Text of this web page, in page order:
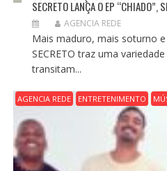
SECRETO LANÇA O EP “CHIADO”,
AGENCIA REDE
Mais maduro, mais soturno
SECRETO traz uma
transitam...
AGENCIA REDE ENTRETENIMENTO